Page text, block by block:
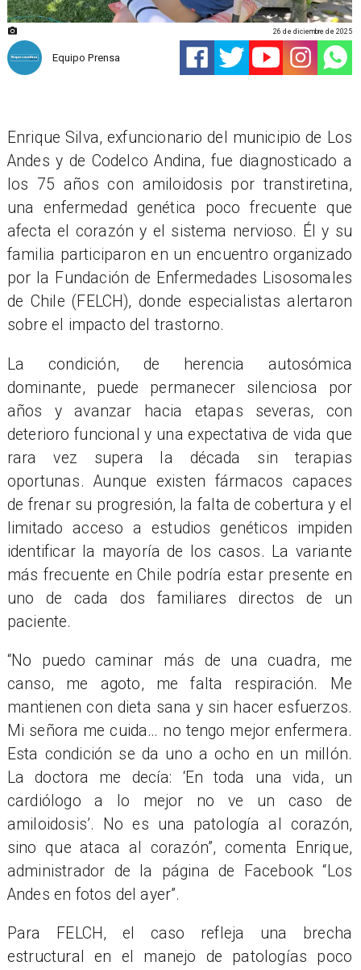
Equipo Prensa
26 de diciembre de 2025
Enrique Silva, exfuncionario del municipio de Los
Andes y de Codelco Andina, fue diagnosticado a
los 75 años con amiloidosis por transtiretina,
una enfermedad genética poco frecuente que
afecta el corazón y el sistema nervioso. Él y su
familia participaron en un encuentro organizado
por la Fundación de Enfermedades Lisosomales
de Chile (FELCH), donde especialistas alertaron
sobre el impacto del trastorno.
La condición, de herencia autosómica
dominante, puede permanecer silenciosa por
años y avanzar hacia etapas severas, con
deterioro funcional y una expectativa de vida que
rara vez supera la década sin terapias
oportunas. Aunque existen fármacos capaces
de frenar su progresión, la falta de cobertura y el
limitado acceso a estudios genéticos impiden
identificar la mayoría de los casos. La variante
más frecuente en Chile podría estar presente en
uno de cada dos familiares directos de un
paciente.
“No puedo caminar más de una cuadra, me
canso, me agoto, me falta respiración. Me
mantienen con dieta sana y sin hacer esfuerzos.
Mi señora me cuida… no tengo mejor enfermera.
Esta condición se da uno a ocho en un millón.
La doctora me decía: ‘En toda una vida, un
cardiólogo a lo mejor no ve un caso de
amiloidosis’. No es una patología al corazón,
sino que ataca al corazón”, comenta Enrique,
administrador de la página de Facebook“Los
Andes en fotos del ayer”.
Para FELCH, el caso refleja una brecha
estructural en el manejo de patologías poco